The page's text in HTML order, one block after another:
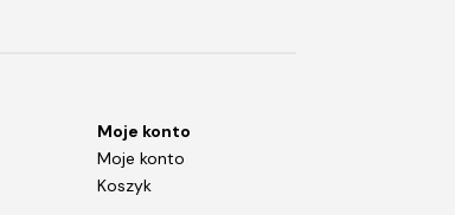
Moje konto
Moje konto
Koszyk